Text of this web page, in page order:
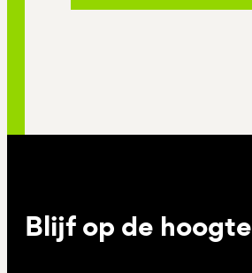
Blijf op de hoogte